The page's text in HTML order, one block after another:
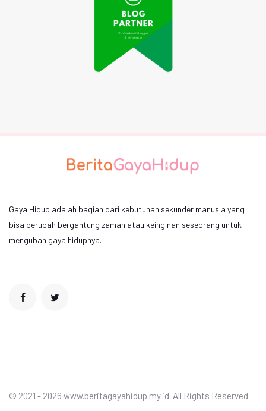
Gaya Hidup adalah bagian dari kebutuhan sekunder manusia yang
bisa berubah bergantung zaman atau keinginan seseorang untuk
mengubah gaya hidupnya.
© 2021 - 2026 www.beritagayahidup.my.id. All Rights Reserved